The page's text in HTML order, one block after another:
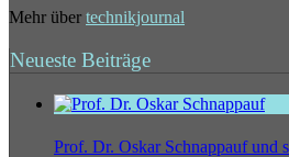
Mehr über technikjournal
Neueste Beiträge
Prof. Dr. Oskar Schnappauf und